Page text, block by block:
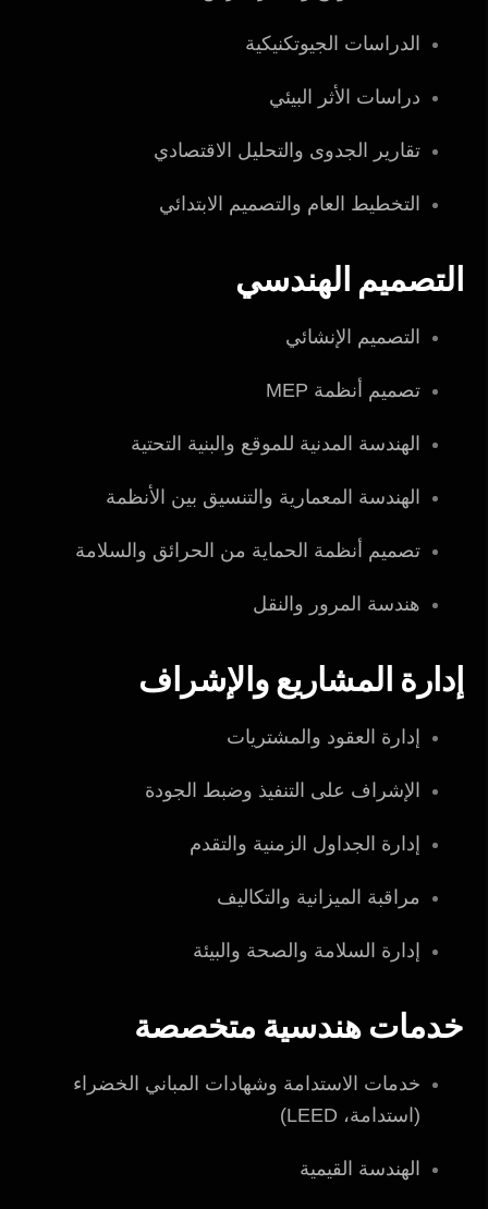
الدراسات الجيوتكنيكية
دراسات الأثر البيئي
تقارير الجدوى والتحليل الاقتصادي
التخطيط العام والتصميم الابتدائي
التصميم الهندسي
التصميم الإنشائي
تصميم أنظمة MEP
الهندسة المدنية للموقع والبنية التحتية
الهندسة المعمارية والتنسيق بين الأنظمة
تصميم أنظمة الحماية من الحرائق والسلامة
هندسة المرور والنقل
إدارة المشاريع والإشراف
إدارة العقود والمشتريات
الإشراف على التنفيذ وضبط الجودة
إدارة الجداول الزمنية والتقدم
مراقبة الميزانية والتكاليف
إدارة السلامة والصحة والبيئة
خدمات هندسية متخصصة
خدمات الاستدامة وشهادات المباني الخضراء
(استدامة، LEED)
الهندسة القيمية